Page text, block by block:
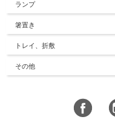
ランプ
箸置き
トレイ、折敷
その他